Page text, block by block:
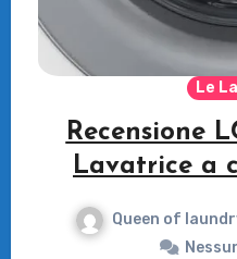
Le
Recensione
Lavatrice a
Queen of